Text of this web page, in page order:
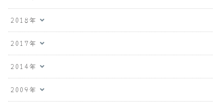
2018年
2017年
2014年
2009年